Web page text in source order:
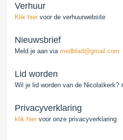
Verhuur
Klik hier voor de verhuurwebsite
Nieuwsbrief
Meld je aan via medblad@gmail.com
Lid worden
Wil je lid worden van de Nicolaïkerk?
Privacyverklaring
klik hier voor onze privacyverklaring